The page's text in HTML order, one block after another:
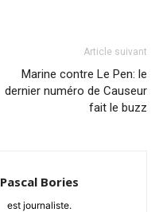
Article suivant
Marine contre Le Pen: le
dernier numéro de Causeur
fait le buzz
Pascal Bories
est journaliste.